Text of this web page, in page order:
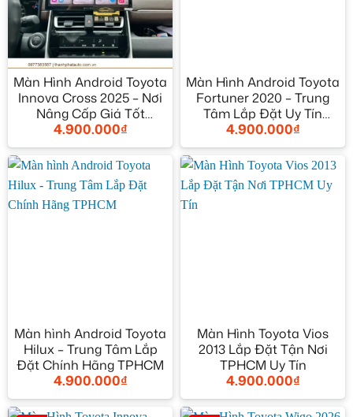
Màn Hình Android Toyota
Innova Cross 2025 – Nơi
Nâng Cấp Giá Tốt
TPHCM
4.900.000₫
Màn Hình Android Toyota
Fortuner 2020 – Trung
Tâm Lắp Đặt Uy Tín
TPHCM
4.900.000₫
Màn hình Android Toyota
Hilux – Trung Tâm Lắp
Đặt Chính Hãng TPHCM
4.900.000₫
Màn Hình Toyota Vios
2013 Lắp Đặt Tận Nơi
TPHCM Uy Tín
4.900.000₫